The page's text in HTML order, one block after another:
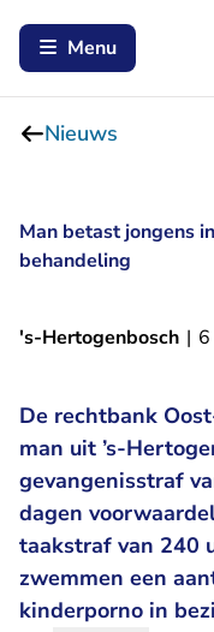
Menu
Nieuws
Man betast jongens
behandeling
's-Hertogenbosch |
De rechtbank
man uit ’s-
gevangenisstraf
dagen
taakstraf van 240
zwemmen een
kinderporno in